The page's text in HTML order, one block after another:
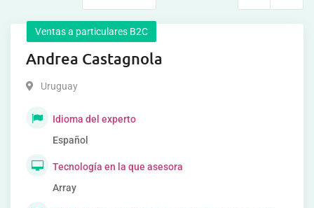
Ventas a particulares B2C
Andrea Castagnola
Uruguay
Idioma del experto
Español
Tecnología en la que asesora
Array